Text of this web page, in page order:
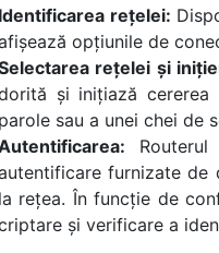
Identificarea rețelei:
opțiunile de
rețelei și
și inițiază cererea
parole sau a unei chei de
furnizate de
la rețea. În funcție de
și verificare a